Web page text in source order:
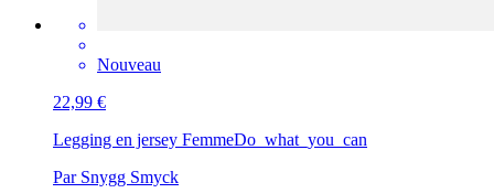
Nouveau
22,99 €
Legging en jersey FemmeDo_what_you_can
Par Snygg Smyck